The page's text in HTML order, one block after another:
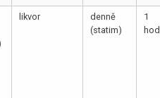
likvor
denně
(statim)
1